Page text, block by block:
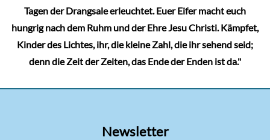
Tagen der Drangsale erleuchtet. Euer Eifer macht euch
hungrig nach dem Ruhm und der Ehre Jesu Christi. Kämpfet,
Kinder des Lichtes, ihr, die kleine Zahl, die ihr sehend seid;
denn die Zeit der Zeiten, das Ende der Enden ist da."
Newsletter